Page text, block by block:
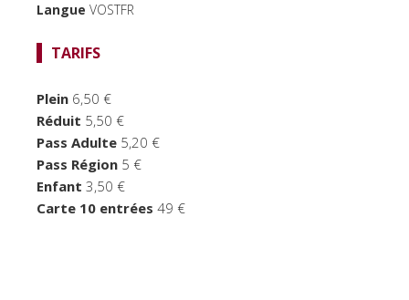
Langue VOSTFR
TARIFS
Plein 6,50 €
Réduit 5,50 €
Pass Adulte 5,20 €
Pass Région 5 €
Enfant 3,50 €
Carte 10 entrées 49 €